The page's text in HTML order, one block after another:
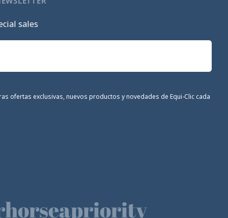
sales
ofertas exclusivas, nuevos productos y novedades de Equi-Clic cada